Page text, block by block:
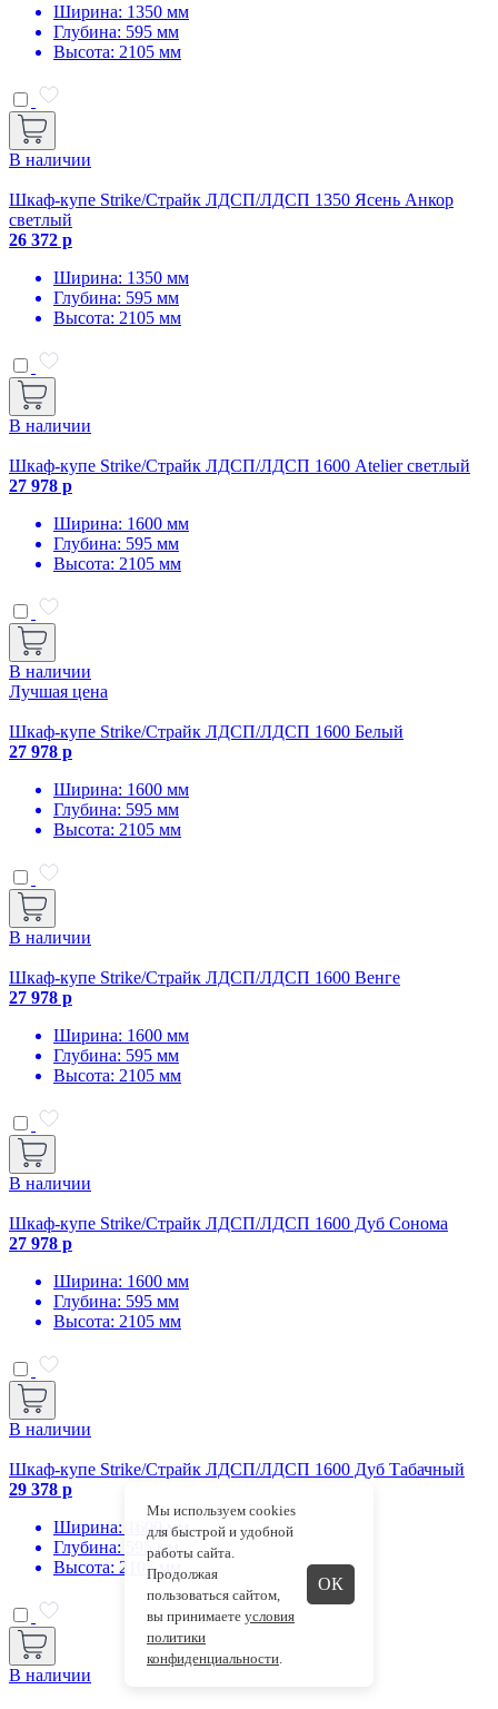
Ширина: 1350 мм
Глубина: 595 мм
Высота: 2105 мм
В наличии
Шкаф-купе Strike/Страйк ЛДСП/ЛДСП 1350 Ясень Анкор
светлый
26 372 р
Ширина: 1350 мм
Глубина: 595 мм
Высота: 2105 мм
В наличии
Шкаф-купе Strike/Страйк ЛДСП/ЛДСП 1600 Atelier светлый
27 978 р
Ширина: 1600 мм
Глубина: 595 мм
Высота: 2105 мм
В наличии
Лучшая цена
Шкаф-купе Strike/Страйк ЛДСП/ЛДСП 1600 Белый
27 978 р
Ширина: 1600 мм
Глубина: 595 мм
Высота: 2105 мм
В наличии
Шкаф-купе Strike/Страйк ЛДСП/ЛДСП 1600 Венге
27 978 р
Ширина: 1600 мм
Глубина: 595 мм
Высота: 2105 мм
В наличии
Шкаф-купе Strike/Страйк ЛДСП/ЛДСП 1600 Дуб Сонома
27 978 р
Ширина: 1600 мм
Глубина: 595 мм
Высота: 2105 мм
В наличии
Шкаф-купе Strike/Страйк ЛДСП/ЛДСП 1600 Дуб Табачный
29 378 р
Ширина: 1600 мм
Глубина: 595 мм
Высота: 2105 мм
В наличии
Мы используем cookies
для быстрой и удобной
работы сайта.
Продолжая
пользоваться сайтом,
вы принимаете условия
политики
конфиденциальности.
ОК